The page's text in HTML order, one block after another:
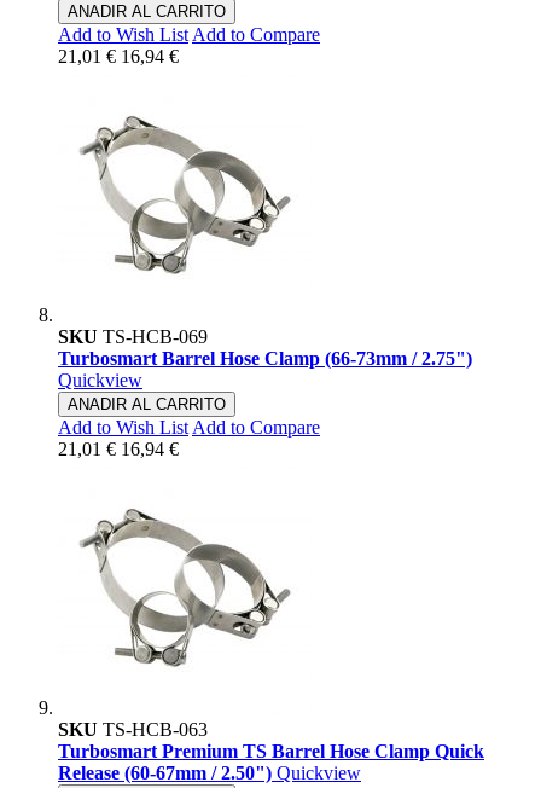
ANADIR AL CARRITO
Add to Wish List Add to Compare
21,01 € 16,94 €
SKU TS-HCB-069
Turbosmart Barrel Hose Clamp (66-73mm / 2.75")
Quickview
ANADIR AL CARRITO
Add to Wish List Add to Compare
21,01 € 16,94 €
SKU TS-HCB-063
Turbosmart Premium TS Barrel Hose Clamp Quick
Release (60-67mm / 2.50") Quickview